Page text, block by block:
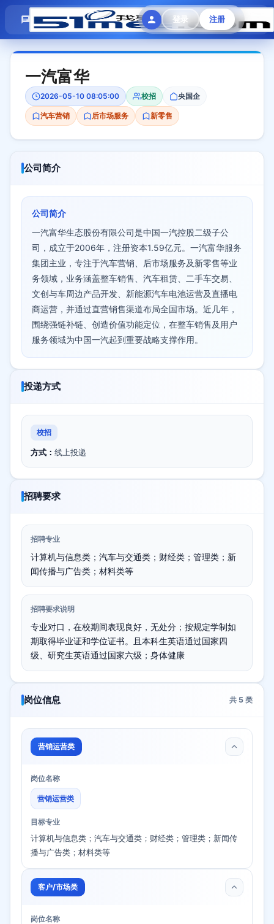
登录 注册
模拟面试 题目大全 招聘中心 会员专区
一汽富华
2026-05-10 08:05:00 校招 央国企
汽车营销 后市场服务 新零售
公司简介
公司简介
一汽富华生态股份有限公司是中国一汽控股二级子公
司，成立于2006年，注册资本1.59亿元。一汽富华服务
集团主业，专注于汽车营销、后市场服务及新零售等业
务领域，业务涵盖整车销售、汽车租赁、二手车交易、
文创与车周边产品开发、新能源汽车电池运营及直播电
商运营，并通过直营销售渠道布局全国市场。近几年，
围绕强链补链、创造价值功能定位，在整车销售及用户
服务领域为中国一汽起到重要战略支撑作用。
投递方式
校招
方式： 线上投递
招聘要求
招聘专业
计算机与信息类；汽车与交通类；财经类；管理类；新
闻传播与广告类；材料类等
招聘要求说明
专业对口，在校期间表现良好，无处分；按规定学制如
期取得毕业证和学位证书。且本科生英语通过国家四
级、研究生英语通过国家六级；身体健康
岗位信息 共 5 类
营销运营类
岗位名称
营销运营类
目标专业
计算机与信息类；汽车与交通类；财经类；管理类；新闻传
播与广告类；材料类等
客户/市场类
岗位名称